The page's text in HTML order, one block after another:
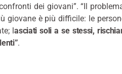
dei giovani”. “Il
giovane è più difficile: le
lasciati soli a se stessi,
.